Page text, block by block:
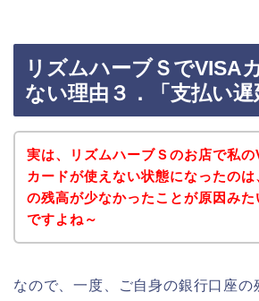
リズムハーブＳでVISA
ない理由３．「支払い遅
実は、リズムハーブＳのお店で私の
カードが使えない状態になったのは
の残高が少なかったことが原因みた
ですよね～
なので、一度、ご自身の銀行口座の